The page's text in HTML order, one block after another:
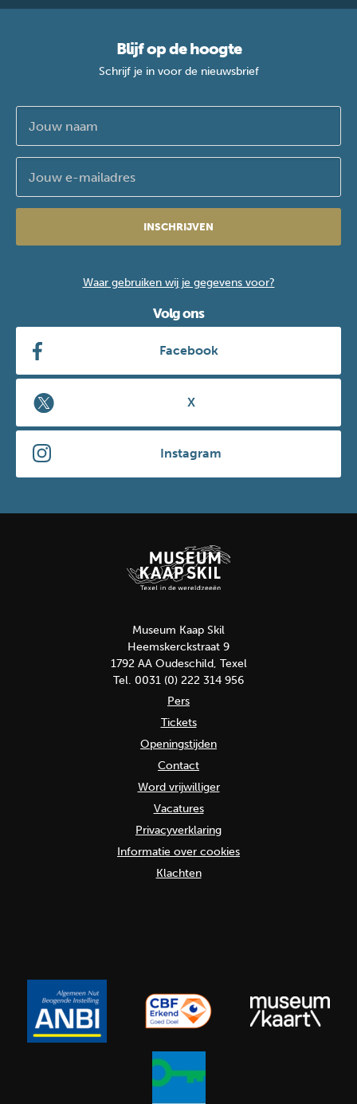
Blijf op de hoogte
Schrijf je in voor de nieuwsbrief
INSCHRIJVEN
Waar gebruiken wij je gegevens voor?
Volg ons
Facebook
X
Instagram
Museum Kaap Skil
Heemskerckstraat 9
1792 AA Oudeschild, Texel
Tel. 0031 (0) 222 314 956
Pers
Tickets
Openingstijden
Contact
Word vrijwilliger
Vacatures
Privacyverklaring
Informatie over cookies
Klachten